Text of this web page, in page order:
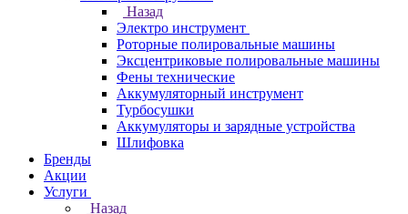
Назад
Электро инструмент
Роторные полировальные машины
Эксцентриковые полировальные машины
Фены технические
Аккумуляторный инструмент
Турбосушки
Аккумуляторы и зарядные устройства
Шлифовка
Бренды
Акции
Услуги
Назад